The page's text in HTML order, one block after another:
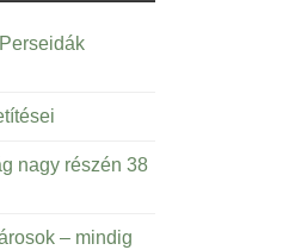
nagy részén 38
– mindig